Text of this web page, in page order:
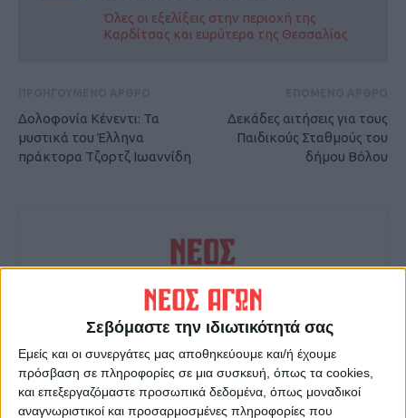
Σεβόμαστε την ιδιωτικότητά σας
Εμείς και οι συνεργάτες μας αποθηκεύουμε και/ή έχουμε
πρόσβαση σε πληροφορίες σε μια συσκευή, όπως τα cookies,
και επεξεργαζόμαστε προσωπικά δεδομένα, όπως μοναδικοί
αναγνωριστικοί και προσαρμοσμένες πληροφορίες που
Όλες οι εξελίξεις στην περιοχή της
Καρδίτσας και ευρύτερα της Θεσσαλίας
Δολοφονία Κένεντι: Τα
μυστικά του Έλληνα
πράκτορα Τζορτζ Ιωαννίδη
Δεκάδες αιτήσεις για τους
Παιδικούς Σταθμούς του
δήμου Βόλου
ΝΕΟΣ ΑΓΩΝ
https://neosagon.gr
Η Αρχαιότερη Καθημερινή Πρωινή Εφημερίδα της Καρδίτσας